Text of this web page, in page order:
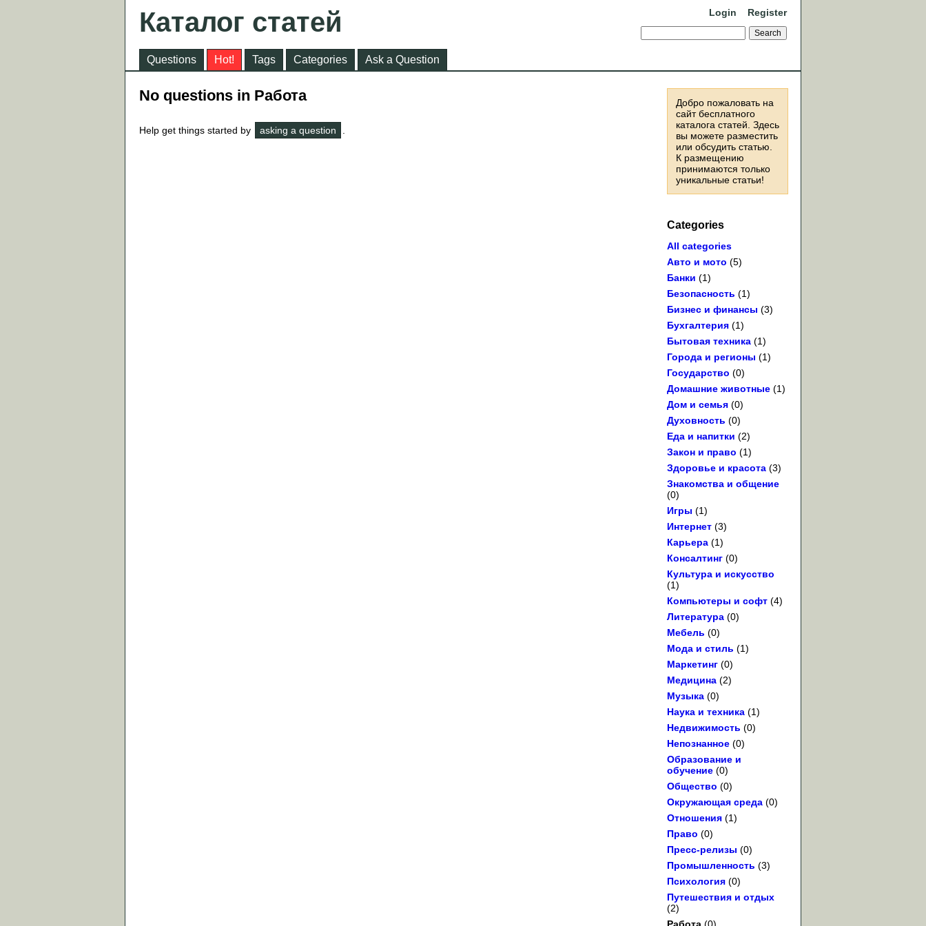
Каталог статей Login Register
Questions Hot! Tags Categories Ask a Question
Добро пожаловать на
сайт бесплатного
каталога статей. Здесь
вы можете разместить
или обсудить статью.
К размещению
принимаются только
уникальные статьи!
Categories
All categories
Авто и мото (5)
Банки (1)
Безопасность (1)
Бизнес и финансы (3)
Бухгалтерия (1)
Бытовая техника (1)
Города и регионы (1)
Государство (0)
Домашние животные (1)
Дом и семья (0)
Духовность (0)
Еда и напитки (2)
Закон и право (1)
Здоровье и красота (3)
Знакомства и общение
(0)
Игры (1)
Интернет (3)
Карьера (1)
Консалтинг (0)
Культура и искусство
(1)
Компьютеры и софт (4)
Литература (0)
Мебель (0)
Мода и стиль (1)
Маркетинг (0)
Медицина (2)
Музыка (0)
Наука и техника (1)
Недвижимость (0)
Непознанное (0)
Образование и
обучение (0)
Общество (0)
Окружающая среда (0)
Отношения (1)
Право (0)
Пресс-релизы (0)
Промышленность (3)
Психология (0)
Путешествия и отдых
(2)
No questions in Работа
Help get things started by asking a question